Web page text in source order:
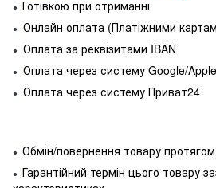
● Готівкою при отриманні
● Онлайн оплата (Платіжними
● Оплата за реквізитами IBAN
● Оплата через систему Google/
● Оплата через систему Приват24
● Обмін/повернення товару протягом
● Гарантійний термін цього товару